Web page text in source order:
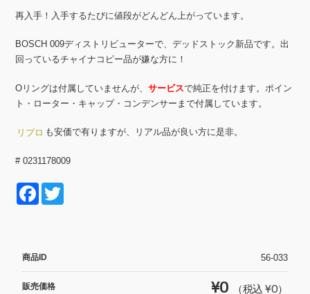
再入手！入手するたびに値段がどんどん上がっています。
BOSCH 009ディストリビューターで、デッドストック新品です。出
回っているチャイナコピー品が嫌な方に！
Oリングは付属していませんが、サービスで純正を付けます。ポイン
ト・ローター・キャップ・コンデンサーまで付属しています。
リプロ も安価で有りますが、リアル品が良い方に是非。
# 0231178009
F
e
b
商品ID 56-033
販売価格 ¥0 （税込 ¥0）